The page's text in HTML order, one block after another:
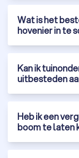
offertes aan via
Wat is het
hovenier in te
Kan ik
uitbesteden
Heb ik een
boom te laten